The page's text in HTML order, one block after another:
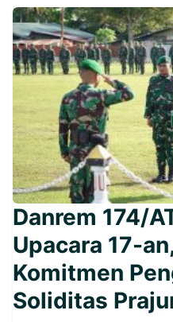
Danrem 174/
Upacara 17-
Komitmen
Soliditas